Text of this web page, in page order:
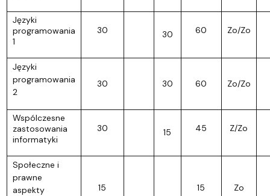
Języki
programowania
1
30 30 60 Zo/Zo
Języki
programowania
2
30 30 60 Zo/Zo
Wspólczesne
zastosowania
informatyki
30 15 45 Z/Zo
Społeczne i
prawne
aspekty
15 15 Zo